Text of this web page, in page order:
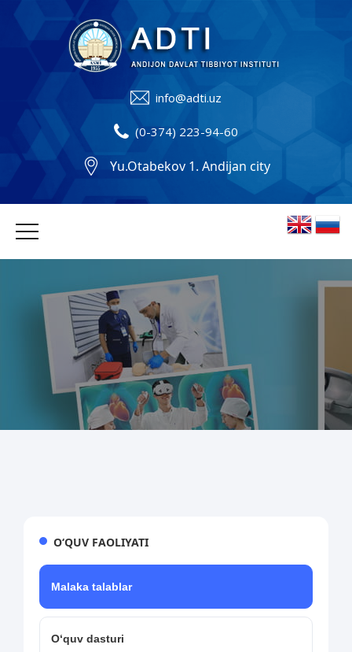
info@adti.uz
(0-374) 223-94-60
Yu.Otabekov 1. Andijan city
O‘QUV FAOLIYATI
Malaka talablar
O‘quv dasturi